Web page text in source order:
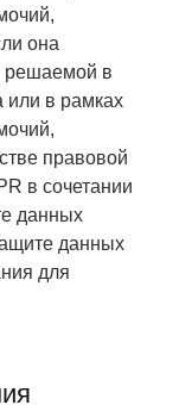
она
решаемой в
или в рамках
правовой
в сочетании
данных
данных
для